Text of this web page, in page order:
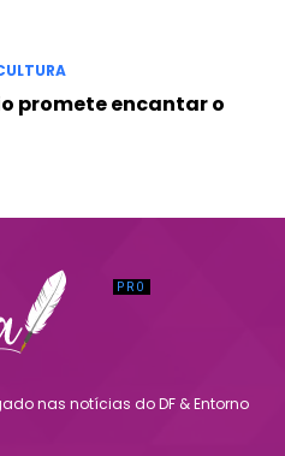
promete encantar o
nas notícias do DF & Entorno